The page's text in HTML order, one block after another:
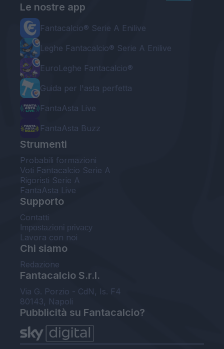
Le nostre app
Fantacalcio® Serie A Enilive
Leghe Fantacalcio® Serie A Enilive
EuroLeghe Fantacalcio®
Guida per l'asta perfetta
FantaAsta Live
FantaAsta Buzz
Strumenti
Probabili formazioni
Voti Fantacalcio Serie A
Rigoristi Serie A
FantaAsta Live
Supporto
Contatti
Impostazioni privacy
Lavora con noi
Chi siamo
Redazione
Fantacalcio S.r.l.
Via G. Porzio - CdN, Is. F4
80143, Napoli
Pubblicità su Fantacalcio?